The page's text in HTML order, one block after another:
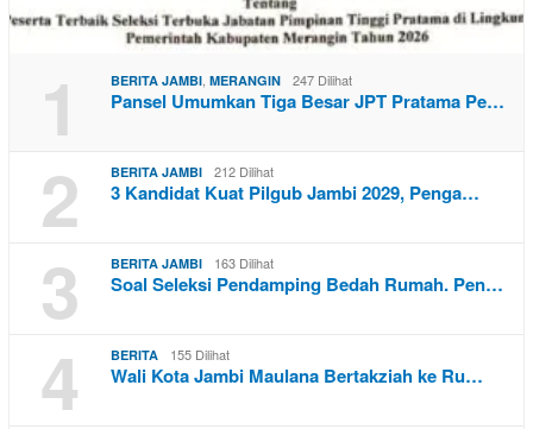
1 BERITA JAMBI, MERANGIN 247 Dilihat
Pansel Umumkan Tiga Besar JPT Pratama Pe…
2 BERITA JAMBI 212 Dilihat
3 Kandidat Kuat Pilgub Jambi 2029, Penga…
3 BERITA JAMBI 163 Dilihat
Soal Seleksi Pendamping Bedah Rumah. Pen…
4 BERITA 155 Dilihat
Wali Kota Jambi Maulana Bertakziah ke Ru…